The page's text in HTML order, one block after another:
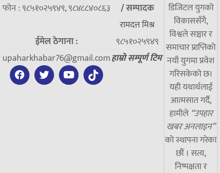
फोन : ९८५१०२५९४९, ९८४८८४०८६३
ईमेल ठेगाना :
upaharkhabar76@gmail.com
/सम्पादक
रामदत्त मिश्र
९८५१०२५९४९
हाम्रो सम्पूर्ण टिम
डिजिटल युगको
विकाससँगै,
विश्वले सञ्चार र
समाचार प्राप्तिको
नयाँ युगमा प्रवेश
गरिसकेको छ।
यही यथार्थलाई
आत्मसात गर्दै,
हामीले “उपहार
खबर अनलाइन”
को स्थापना गरेका
छौं । सत्य,
निष्पक्षता र